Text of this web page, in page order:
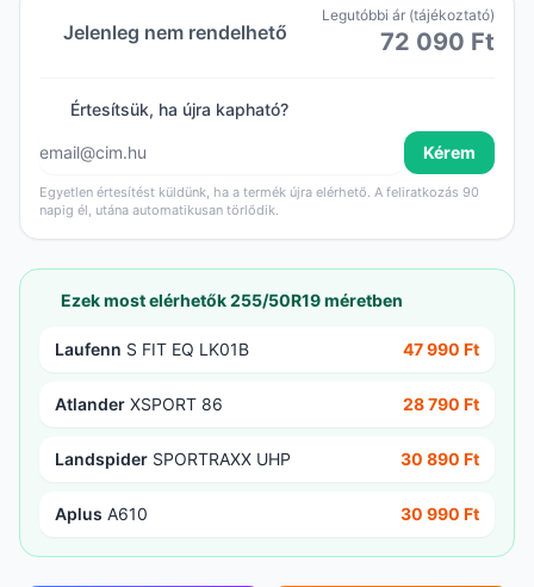
Jelenleg nem rendelhető
Legutóbbi ár (tájékoztató)
72 090 Ft
Értesítsük, ha újra kapható?
Kérem
Egyetlen értesítést küldünk, ha a termék újra elérhető. A feliratkozás 90
napig él, utána automatikusan törlődik.
Ezek most elérhetők 255/50R19 méretben
Laufenn S FIT EQ LK01B 47 990 Ft
Atlander XSPORT 86 28 790 Ft
Landspider SPORTRAXX UHP 30 890 Ft
Aplus A610 30 990 Ft